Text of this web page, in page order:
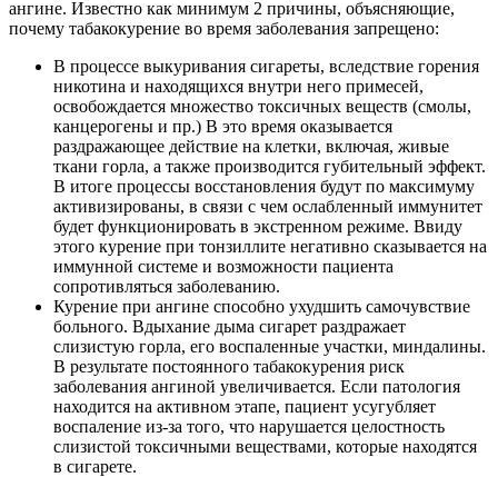
ангине. Известно как минимум 2 причины, объясняющие,
почему табакокурение во время заболевания запрещено:
В процессе выкуривания сигареты, вследствие горения
никотина и находящихся внутри него примесей,
освобождается множество токсичных веществ (смолы,
канцерогены и пр.) В это время оказывается
раздражающее действие на клетки, включая, живые
ткани горла, а также производится губительный эффект.
В итоге процессы восстановления будут по максимуму
активизированы, в связи с чем ослабленный иммунитет
будет функционировать в экстренном режиме. Ввиду
этого курение при тонзиллите негативно сказывается на
иммунной системе и возможности пациента
сопротивляться заболеванию.
Курение при ангине способно ухудшить самочувствие
больного. Вдыхание дыма сигарет раздражает
слизистую горла, его воспаленные участки, миндалины.
В результате постоянного табакокурения риск
заболевания ангиной увеличивается. Если патология
находится на активном этапе, пациент усугубляет
воспаление из-за того, что нарушается целостность
слизистой токсичными веществами, которые находятся
в сигарете.